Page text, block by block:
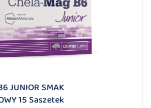
JUNIOR SMAK
15 Saszetek